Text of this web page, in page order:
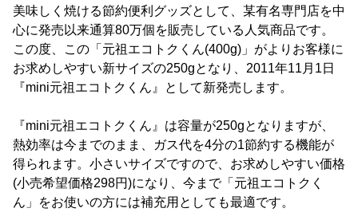
美味しく焼ける節約便利グッズとして、某有名専門店を中
心に発売以来通算80万個を販売している人気商品です。
この度、この「元祖エコトクくん(400g)」がよりお客様に
お求めしやすい新サイズの250gとなり、2011年11月1日
『mini元祖エコトクくん』として新発売します。
『mini元祖エコトクくん』は容量が250gとなりますが、
熱効率は今までのまま、ガス代を4分の1節約する機能が
得られます。小さいサイズですので、お求めしやすい価格
(小売希望価格298円)になり、今まで「元祖エコトクく
ん」をお使いの方には補充用としても最適です。